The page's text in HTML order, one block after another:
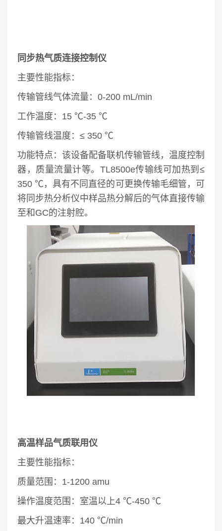
同步热气质连接控制仪
主要性能指标：
传输管线气体流量：0-200 mL/min
工作温度：15 ℃-35 ℃
传输管线温度：≤ 350 ℃
功能特点： 该设备配备联机传输管线，温度控制
器，质量流量计等。TL8500e传输线可加热到≤
350 ℃，具有不同直径的可更换传输毛细管，可
将同步热分析仪中样品热分解后的气体直接传输
至和GC的注射腔。
高温样品气质联用仪
主要性能指标：
质量范围：1-1200 amu
操作温度范围：室温以上4 ℃-450 ℃
最大升温速率：140 ℃/min